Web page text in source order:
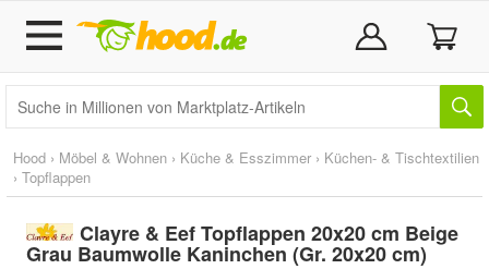
Hood › Möbel & Wohnen › Küche & Esszimmer › Küchen- & Tischtextilien
› Topflappen
Clayre & Eef Topflappen 20x20 cm Beige
Grau Baumwolle Kaninchen (Gr. 20x20 cm)